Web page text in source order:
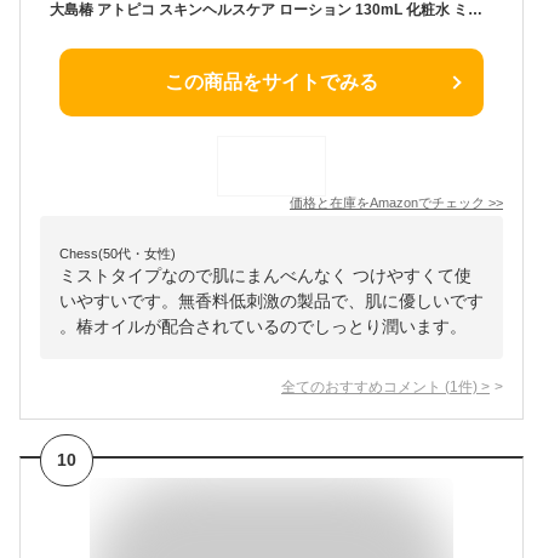
大島椿 アトピコ スキンヘルスケア ローション 130mL 化粧水 ミスト 保湿 敏感肌 乾燥肌
この商品をサイトでみる
価格と在庫をAmazonでチェック >>
Chess(50代・女性)
ミストタイプなので肌にまんべんなく つけやすくて使
いやすいです。無香料低刺激の製品で、肌に優しいです
。椿オイルが配合されているのでしっとり潤います。
全てのおすすめコメント (1 件) >
10